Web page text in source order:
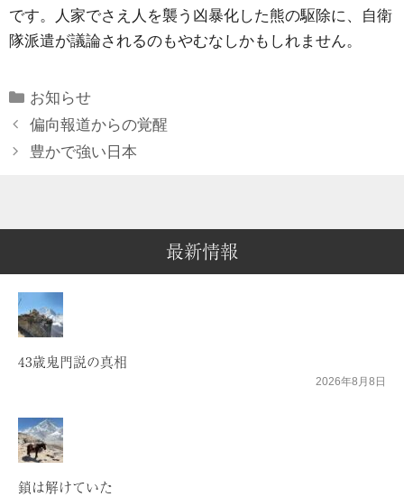
です。人家でさえ人を襲う凶暴化した熊の駆除に、自衛
隊派遣が議論されるのもやむなしかもしれません。
Categories
お知らせ
偏向報道からの覚醒
豊かで強い日本
最新情報
43歳鬼門説の真相
2026年8月8日
鎖は解けていた